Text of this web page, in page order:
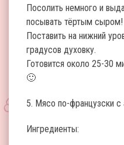
Посолить немного и
посывать тёртым сыром!
Поставить на нижний
градусов духовку.
Готовится около 25-30
🙂
5. Мясо по-французски с
Ингредиенты: